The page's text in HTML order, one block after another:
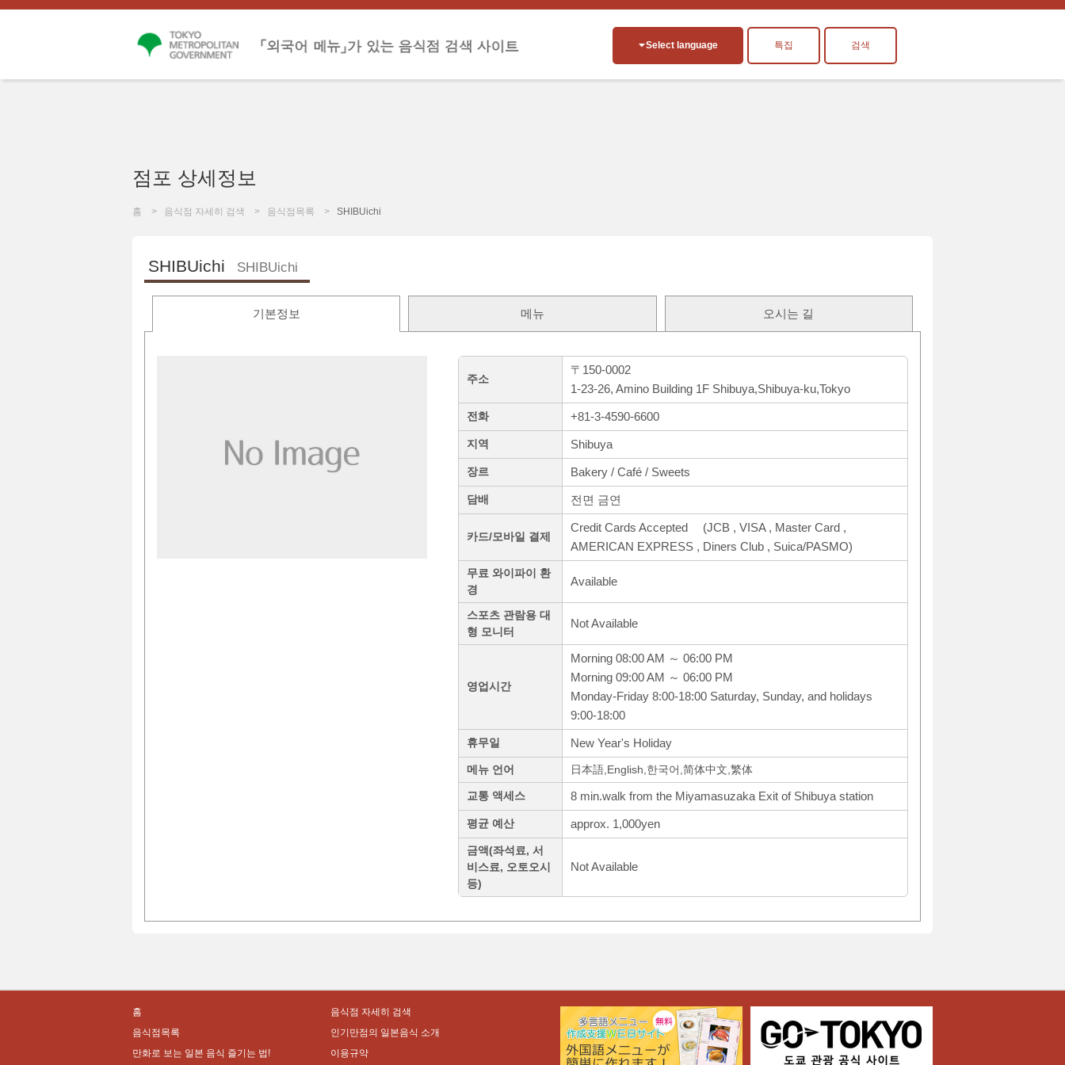
Select language 특집 검색
점포 상세정보
홈 음식점 자세히 검색 음식점목록 SHIBUichi
SHIBUichi SHIBUichi
기본정보 메뉴 오시는 길
주소
〒150-0002
1-23-26, Amino Building 1F Shibuya,Shibuya-ku,Tokyo
전화 +81-3-4590-6600
지역 Shibuya
장르 Bakery / Café / Sweets
담배 전면 금연
카드/모바일 결제
Credit Cards Accepted (JCB , VISA , Master Card ,
AMERICAN EXPRESS , Diners Club , Suica/PASMO)
무료 와이파이 환
경
Available
스포츠 관람용 대
형 모니터
Not Available
영업시간
Morning 08:00 AM ～ 06:00 PM
Morning 09:00 AM ～ 06:00 PM
Monday-Friday 8:00-18:00 Saturday, Sunday, and holidays
9:00-18:00
휴무일 New Year's Holiday
메뉴 언어 日本語,English,한국어,简体中文,繁体
교통 액세스 8 min.walk from the Miyamasuzaka Exit of Shibuya station
평균 예산 approx. 1,000yen
금액(좌석료, 서
비스료, 오토오시
등)
Not Available
홈
음식점 자세히 검색
음식점목록
인기만점의 일본음식 소개
만화로 보는 일본 음식 즐기는 법!
이용규약